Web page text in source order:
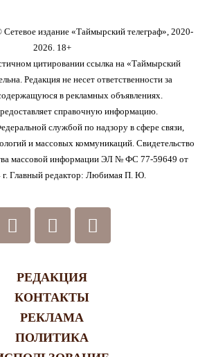
издание «Таймырский телеграф», 2020-
2026. 18+
цитировании ссылка на «Таймырский
Редакция не несет ответственности за
в рекламных объявлениях.
справочную информацию.
службой по надзору в сфере связи,
и массовых коммуникаций. Свидетельство
массовой информации ЭЛ № ФС 77-59649 от
г. Главный редактор: Любимая П. Ю.
РЕДАКЦИЯ
КОНТАКТЫ
РЕКЛАМА
ПОЛИТИКА